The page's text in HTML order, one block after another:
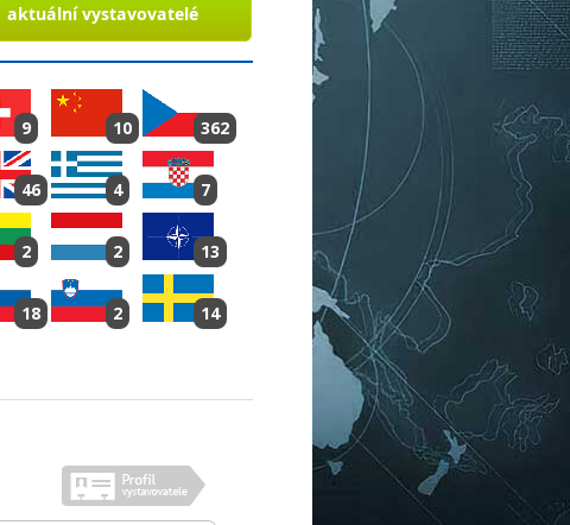
aktuální vystavovatelé
9 10 362
46 4 7
2 2 13
18 2 14